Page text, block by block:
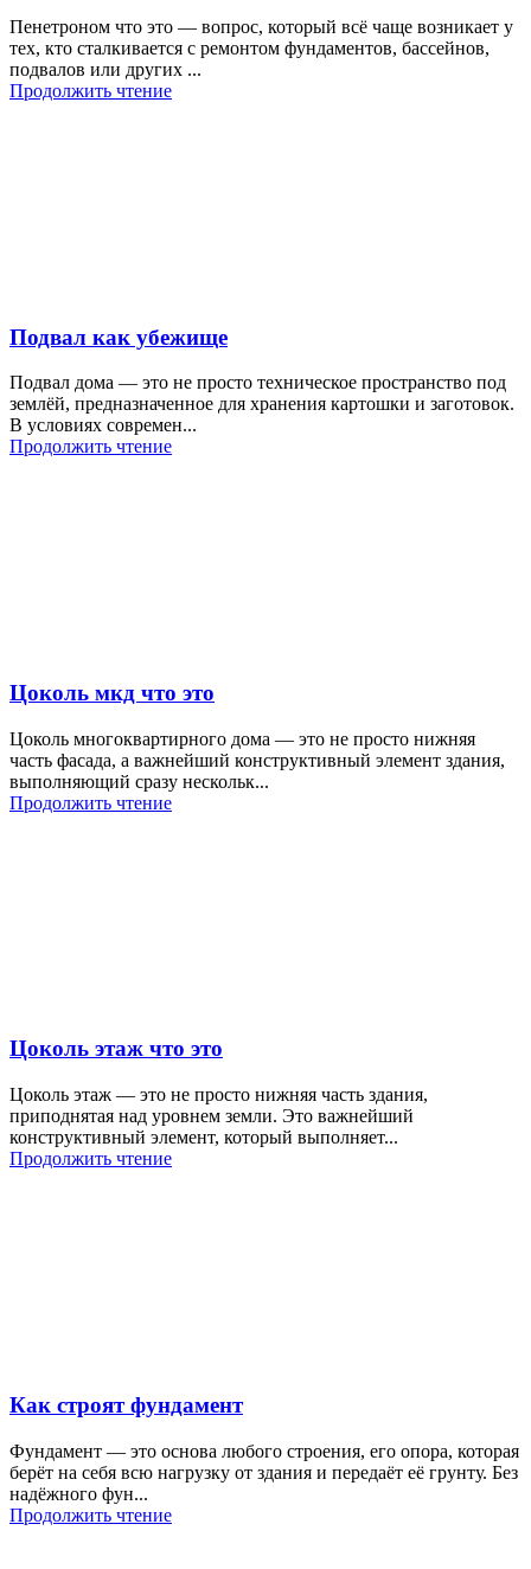
Пенетроном что это — вопрос, который всё чаще возникает у
тех, кто сталкивается с ремонтом фундаментов, бассейнов,
подвалов или других ...
Продолжить чтение
Подвал как убежище
Подвал дома — это не просто техническое пространство под
землёй, предназначенное для хранения картошки и заготовок.
В условиях современ...
Продолжить чтение
Цоколь мкд что это
Цоколь многоквартирного дома — это не просто нижняя
часть фасада, а важнейший конструктивный элемент здания,
выполняющий сразу нескольк...
Продолжить чтение
Цоколь этаж что это
Цоколь этаж — это не просто нижняя часть здания,
приподнятая над уровнем земли. Это важнейший
конструктивный элемент, который выполняет...
Продолжить чтение
Как строят фундамент
Фундамент — это основа любого строения, его опора, которая
берёт на себя всю нагрузку от здания и передаёт её грунту. Без
надёжного фун...
Продолжить чтение